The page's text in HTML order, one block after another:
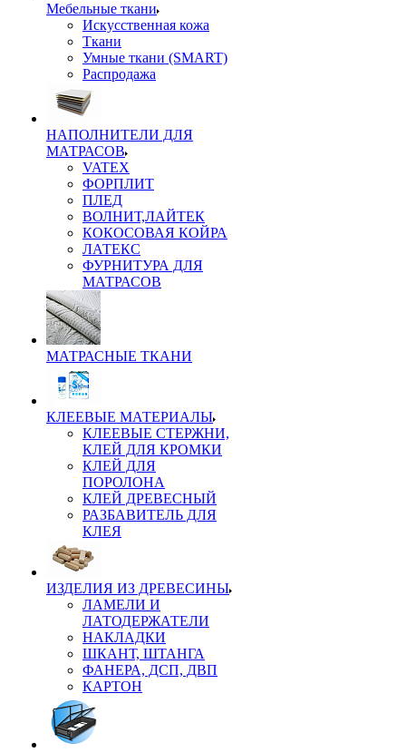
Мебельные ткани
Искусственная кожа
Ткани
Умные ткани (SMART)
Распродажа
НАПОЛНИТЕЛИ ДЛЯ
МАТРАСОВ
VATEX
ФОРПЛИТ
ПЛЕД
ВОЛНИТ,ЛАЙТЕК
КОКОСОВАЯ КОЙРА
ЛАТЕКС
ФУРНИТУРА ДЛЯ
МАТРАСОВ
МАТРАСНЫЕ ТКАНИ
КЛЕЕВЫЕ МАТЕРИАЛЫ
КЛЕЕВЫЕ СТЕРЖНИ,
КЛЕЙ ДЛЯ КРОМКИ
КЛЕЙ ДЛЯ
ПОРОЛОНА
КЛЕЙ ДРЕВЕСНЫЙ
РАЗБАВИТЕЛЬ ДЛЯ
КЛЕЯ
ИЗДЕЛИЯ ИЗ ДРЕВЕСИНЫ
ЛАМЕЛИ И
ЛАТОДЕРЖАТЕЛИ
НАКЛАДКИ
ШКАНТ, ШТАНГА
ФАНЕРА, ДСП, ДВП
КАРТОН